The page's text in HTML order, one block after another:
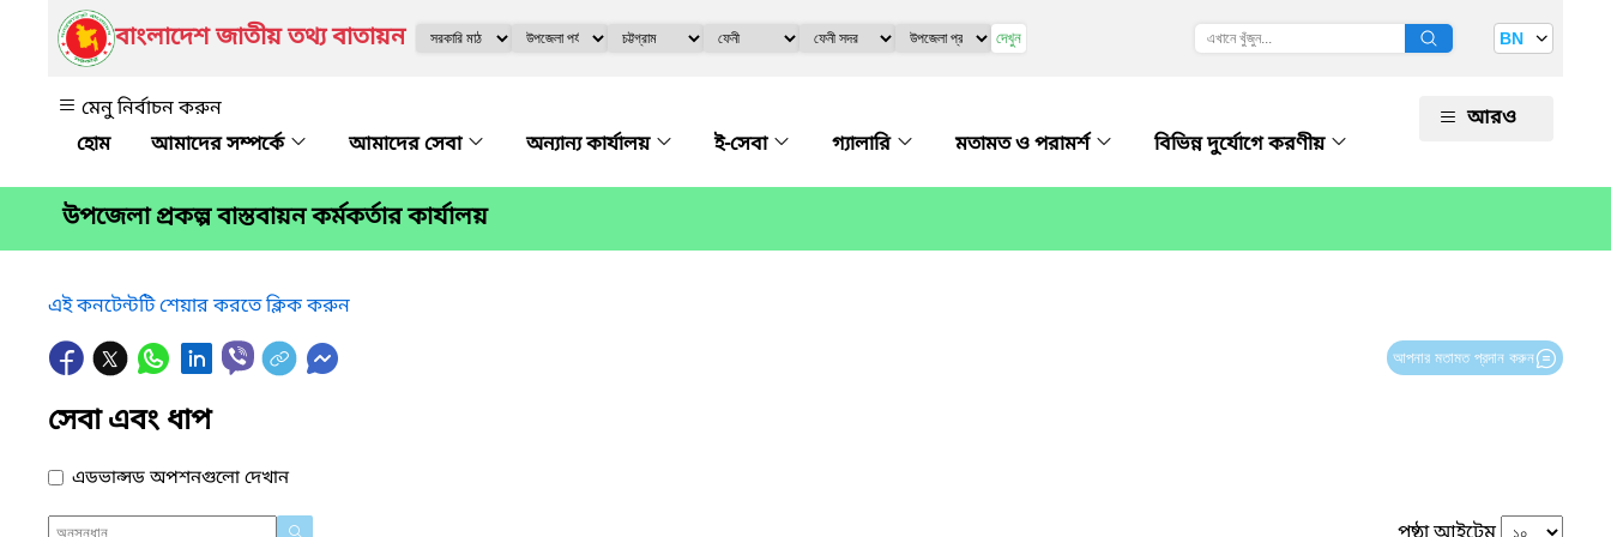
বাংলাদেশ জাতীয় তথ্য বাতায়ন দেখুন BN
মেনু নির্বাচন করুন
আমাদের সম্পর্কে
আমাদের সেবা অন্যান্য কার্যালয় ই-সেবা গ্যালারি মতামত ও পরামর্শ বিভিন্ন দুর্যোগে করণীয়
আরও
উপজেলা প্রকল্প বাস্তবায়ন কর্মকর্তার কার্যালয়
এই কনটেন্টটি শেয়ার করতে ক্লিক করুন
আপনার মতামত প্রদান করুন
সেবা এবং ধাপ
এডভান্সড অপশনগুলো দেখান